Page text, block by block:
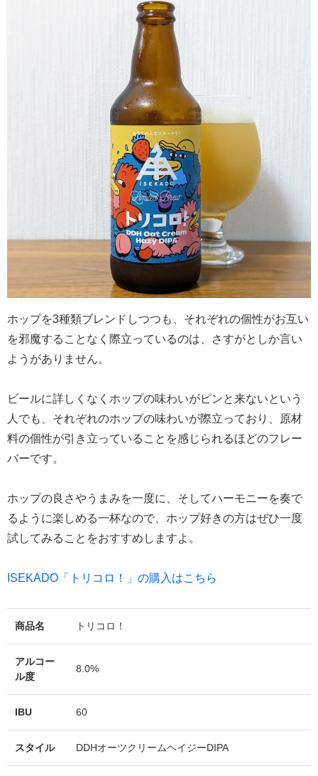
ホップを3種類ブレンドしつつも、それぞれの個性がお互い
を邪魔することなく際立っているのは、さすがとしか言い
ようがありません。
ビールに詳しくなくホップの味わいがピンと来ないという
人でも、それぞれのホップの味わいが際立っており、原材
料の個性が引き立っていることを感じられるほどのフレー
バーです。
ホップの良さやうまみを一度に、そしてハーモニーを奏で
るように楽しめる一杯なので、ホップ好きの方はぜひ一度
試してみることをおすすめしますよ。
ISEKADO「トリコロ！」の購入はこちら
商品名 トリコロ！
アルコー
ル度
8.0%
IBU 60
スタイル DDHオーツクリームヘイジーDIPA